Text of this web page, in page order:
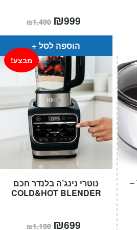
₪1,490 המחיר
המקורי
היה:
₪999
הוא:
הוספה לסל
נוטרי נינג’ה בלנדר חכם
COLD&HOT BLENDER
מבצע!
₪1,190 המחיר
₪699
–